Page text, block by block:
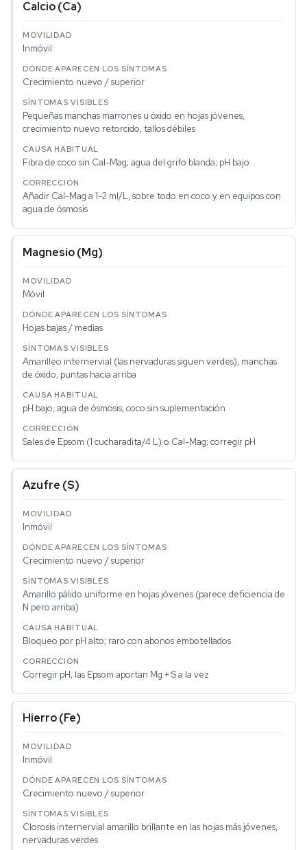
Calcio (Ca)
Inmóvil
Crecimiento nuevo / superior
Pequeñas manchas marrones u óxido en hojas jóvenes,
crecimiento nuevo retorcido, tallos débiles
Fibra de coco sin Cal-Mag; agua del grifo blanda; pH bajo
Añadir Cal-Mag a 1–2 ml/L, sobre todo en coco y en equipos con
agua de ósmosis
Magnesio (Mg)
Móvil
Hojas bajas / medias
Amarilleo internervial (las nervaduras siguen verdes), manchas
de óxido, puntas hacia arriba
pH bajo, agua de ósmosis, coco sin suplementación
Sales de Epsom (1 cucharadita/4 L) o Cal-Mag; corregir pH
Azufre (S)
Inmóvil
Crecimiento nuevo / superior
Amarillo pálido uniforme en hojas jóvenes (parece deficiencia de
N pero arriba)
Bloqueo por pH alto; raro con abonos embotellados
Corregir pH; las Epsom aportan Mg + S a la vez
Hierro (Fe)
Inmóvil
Crecimiento nuevo / superior
Clorosis internervial amarillo brillante en las hojas más jóvenes,
nervaduras verdes